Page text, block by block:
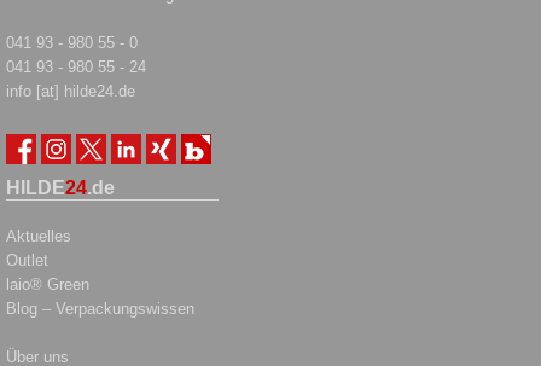
041 93 - 980 55 - 0
041 93 - 980 55 - 24
info [at] hilde24.de
HILDE24.de
Aktuelles
Outlet
laio® Green
Blog – Verpackungswissen
Über uns